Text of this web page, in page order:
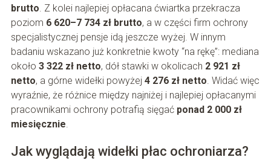
brutto. Z kolei najlepiej opłacana ćwiartka przekracza
poziom 6 620–7 734 zł brutto, a w części firm ochrony
specjalistycznej pensje idą jeszcze wyżej. W innym
badaniu wskazano już konkretnie kwoty “na rękę”: mediana
około 3 322 zł netto, dół stawki w okolicach 2 921 zł
netto, a górne widełki powyżej 4 276 zł netto. Widać więc
wyraźnie, że różnice między najniżej i najlepiej opłacanymi
pracownikami ochrony potrafią sięgać ponad 2 000 zł
miesięcznie.
Jak wyglądają widełki płac ochroniarza?